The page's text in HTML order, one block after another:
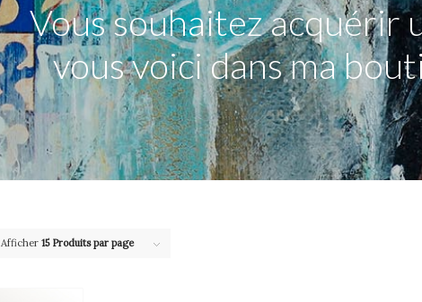
Vous souhaitez acquérir
vous voici dans ma
Afficher 15 Produits par page